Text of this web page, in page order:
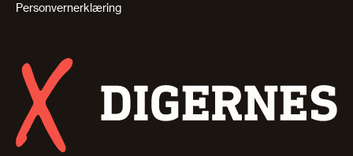
Personvernerklæring